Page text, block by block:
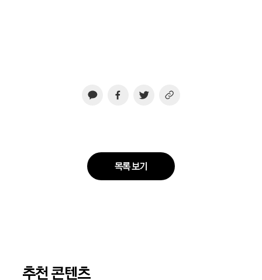
목록 보기
추천 콘텐츠